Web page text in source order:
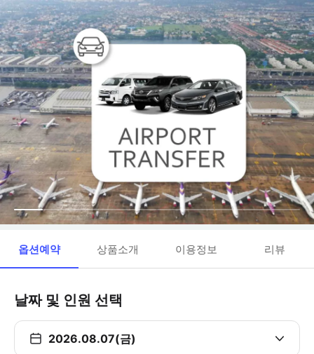
옵션예약 상품소개 이용정보 리뷰
날짜 및 인원 선택
2026.08.07(금)